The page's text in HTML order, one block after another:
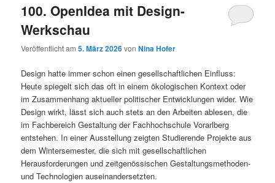
100. OpenIdea mit Design-
Werkschau
Veröffentlicht am5. März 2026vonNina Hofer
Design hatte immer schon einen gesellschaftlichen Einfluss:
Heute spiegelt sich das oft in einem ökologischen Kontext oder
im Zusammenhang aktueller politischer Entwicklungen wider. Wie
Design wirkt, lässt sich auch stets an den Arbeiten ablesen, die
im Fachbereich Gestaltung der Fachhochschule Vorarlberg
entstehen. In einer Ausstellung zeigten Studierende Projekte aus
dem Wintersemester, die sich mit gesellschaftlichen
Herausforderungen und zeitgenössischen Gestaltungsmethoden-
und Technologien auseinandersetzten.